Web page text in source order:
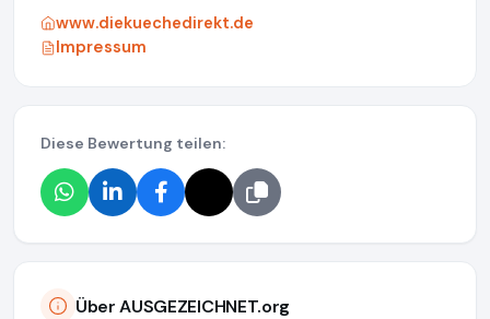
www.diekuechedirekt.de
Impressum
Diese Bewertung teilen:
Über AUSGEZEICHNET.org